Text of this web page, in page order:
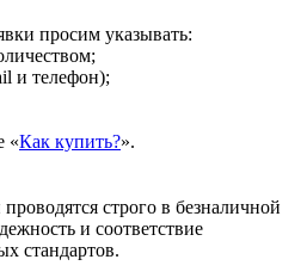
просим указывать:
и телефон);
«Как купить?».
строго в безналичной
и соответствие
стандартов.